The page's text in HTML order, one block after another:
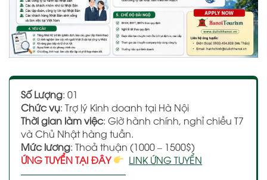
Số Lượng: 01
Chức vụ: Trợ lý Kinh doanh tại Hà Nội
Thời gian làm việc: Giờ hành chính, nghỉ chiều T7
và Chủ Nhật hàng tuần.
Mức lương: Thoả thuận (1000 – 1500$)
ỨNG TUYỂN TẠI ĐÂY
LINK ỨNG TUYỂN
———————————